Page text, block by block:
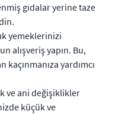
gıdalar yerine taze
yemeklerinizi
alışveriş yapın. Bu,
kaçınmanıza yardımcı
ve ani değişiklikler
küçük ve